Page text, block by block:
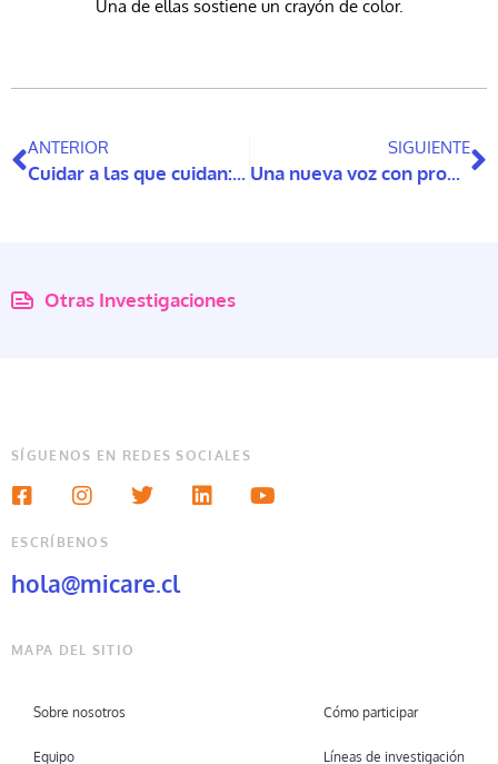
ANTERIOR
Cuidar a las que cuidan: un desafío tecnológico y social
SIGUIENTE
Una nueva voz con propósito se integra a la Oficina de Vocerías de MICARE
Otras Investigaciones
SÍGUENOS EN REDES SOCIALES
ESCRÍBENOS
hola@micare.cl
MAPA DEL SITIO
Sobre nosotros
Equipo
Cómo participar
Líneas de investigación